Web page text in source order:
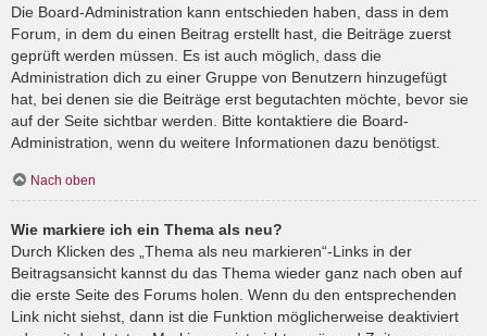
Die Board-Administration kann entschieden haben, dass in dem
Forum, in dem du einen Beitrag erstellt hast, die Beiträge zuerst
geprüft werden müssen. Es ist auch möglich, dass die
Administration dich zu einer Gruppe von Benutzern hinzugefügt
hat, bei denen sie die Beiträge erst begutachten möchte, bevor sie
auf der Seite sichtbar werden. Bitte kontaktiere die Board-
Administration, wenn du weitere Informationen dazu benötigst.
Nach oben
Wie markiere ich ein Thema als neu?
Durch Klicken des „Thema als neu markieren“-Links in der
Beitragsansicht kannst du das Thema wieder ganz nach oben auf
die erste Seite des Forums holen. Wenn du den entsprechenden
Link nicht siehst, dann ist die Funktion möglicherweise deaktiviert